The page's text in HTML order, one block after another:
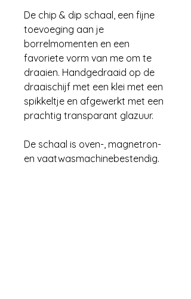
De chip & dip schaal, een fijne
toevoeging aan je
borrelmomenten en een
favoriete vorm van me om te
draaien. Handgedraaid op de
draaischijf met een klei met een
spikkeltje en afgewerkt met een
prachtig transparant glazuur.
De schaal is oven-, magnetron-
en vaatwasmachinebestendig.